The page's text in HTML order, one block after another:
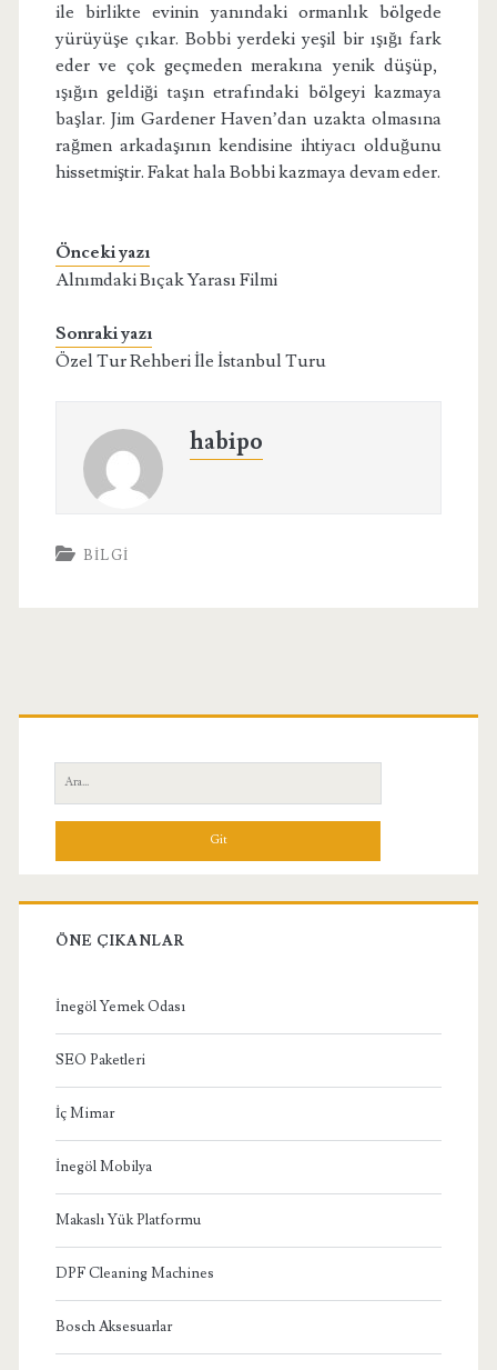
ile birlikte evinin yanındaki ormanlık bölgede
yürüyüşe çıkar. Bobbi yerdeki yeşil bir ışığı fark
eder ve çok geçmeden merakına yenik düşüp,
ışığın geldiği taşın etrafındaki bölgeyi kazmaya
başlar. Jim Gardener Haven’dan uzakta olmasına
rağmen arkadaşının kendisine ihtiyacı olduğunu
hissetmiştir. Fakat hala Bobbi kazmaya devam eder.
Önceki yazı
Alnımdaki Bıçak Yarası Filmi
Sonraki yazı
Özel Tur Rehberi İle İstanbul Turu
habipo
BILGI
Birincil
Yan
Menü
Ara:
ÖNE ÇIKANLAR
İnegöl Yemek Odası
SEO Paketleri
İç Mimar
İnegöl Mobilya
Makaslı Yük Platformu
DPF Cleaning Machines
Bosch Aksesuarlar